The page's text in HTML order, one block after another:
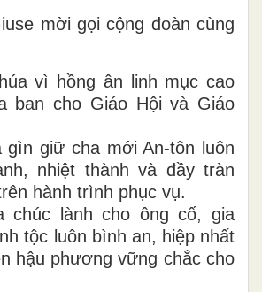
mời gọi cộng đoàn cùng
vì hồng ân linh mục cao
ban cho Giáo Hội và Giáo
gìn giữ cha mới An-tôn luôn
nhiệt thành và đầy tràn
hành trình phục vụ.
chúc lành cho ông cố, gia
tộc luôn bình an, hiệp nhất
hậu phương vững chắc cho